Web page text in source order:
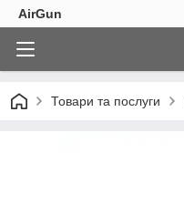
AirGun
Товари та послуги